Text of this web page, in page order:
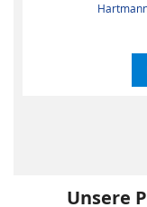
Unsere